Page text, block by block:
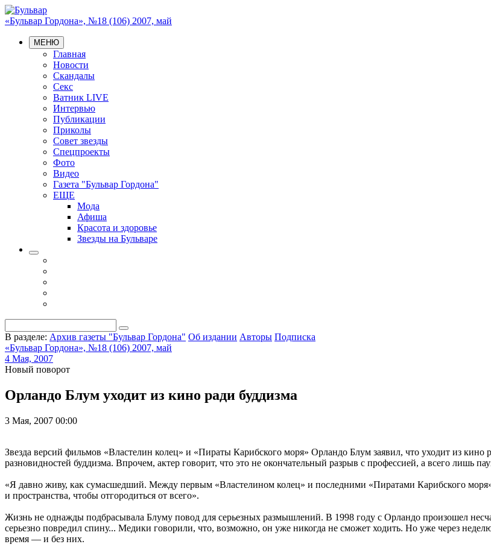
«Бульвар Гордона», №18 (106) 2007, май
МЕНЮ
Главная
Новости
Скандалы
Секс
Ватник LIVE
Интервью
Публикации
Приколы
Совет звезды
Спецпроекты
Фото
Видео
Газета "Бульвар Гордона"
ЕЩЕ
Мода
Афиша
Красота и здоровье
Звезды на Бульваре
В разделе: Архив газеты "Бульвар Гордона" Об издании Авторы Подписка
«Бульвар Гордона», №18 (106) 2007, май
4 Мая, 2007
Новый поворот
Орландо Блум уходит из кино ради буддизма
3 Мая, 2007 00:00
Звезда версий фильмов «Властелин колец» и «Пираты Карибского моря» Орландо Блум заявил, что уходит из
разновидностей буддизма. Впрочем, актер говорит, что это не окончательный разрыв с профессией, а всего лишь
«Я давно живу, как сумасшедший. Между первым «Властелином колец» и последними «Пиратами Карибского
и пространства, чтобы отгородиться от всего».
Жизнь не однажды подбрасывала Блуму повод для серьезных размышлений. В 1998 году с Орландо произошел
серьезно повредил спину... Медики говорили, что, возможно, он уже никогда не сможет ходить. Но уже через
время — и без них.